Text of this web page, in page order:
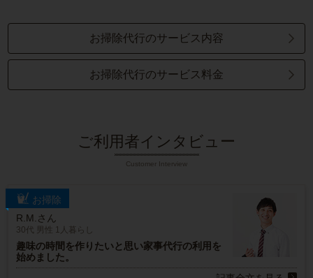
お掃除代行のサービス内容
お掃除代行のサービス料金
ご利用者インタビュー
Customer Interview
お掃除
R.M.さん
30代 男性 1人暮らし
趣味の時間を作りたいと思い家事代行の利用を
始めました。